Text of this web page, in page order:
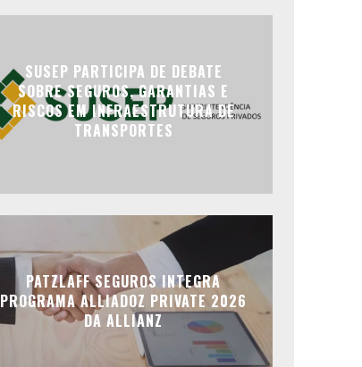
SUSEP PARTICIPA DE DEBATE
SOBRE SEGUROS, GARANTIAS E
RISCOS EM INFRAESTRUTURA DE
TRANSPORTES
PATZLAFF SEGUROS INTEGRA
PROGRAMA ALLIADOZ PRIVATE 2026
DA ALLIANZ